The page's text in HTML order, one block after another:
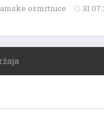
osmrtnice